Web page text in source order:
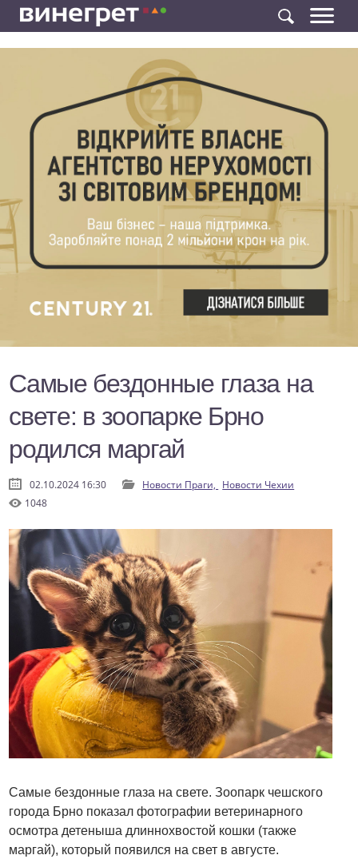
Самые бездонные глаза на
свете: в зоопарке Брно
родился маргай
02.10.2024 16:30 Новости Праги, Новости Чехии
1048
Самые бездонные глаза на свете. Зоопарк чешского
города Брно показал фотографии ветеринарного
осмотра детеныша длиннохвостой кошки (также
маргай), который появился на свет в августе.